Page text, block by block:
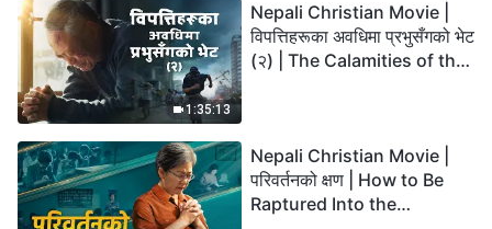
1:35:13
Nepali Christian Movie |
विपत्तिहरूका अवधिमा प्रभुसँगको भेट
(२) | The Calamities of the
Nepali Christian Movie |
परिवर्तनको क्षण | How to Be
Raptured Into the